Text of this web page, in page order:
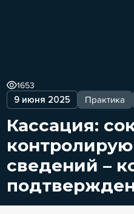
9 июня 2025 Практика
1653
Кассация:
сведений –